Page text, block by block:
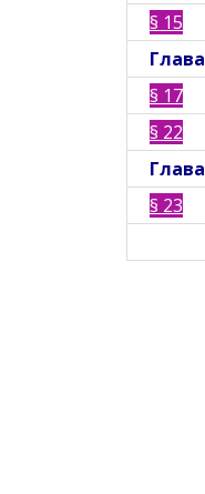
§ 15
§ 17
§ 22
§ 23